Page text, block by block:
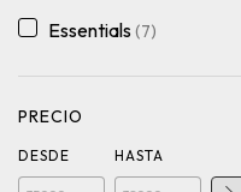
Essentials(7)
PRECIO
DESDE HASTA